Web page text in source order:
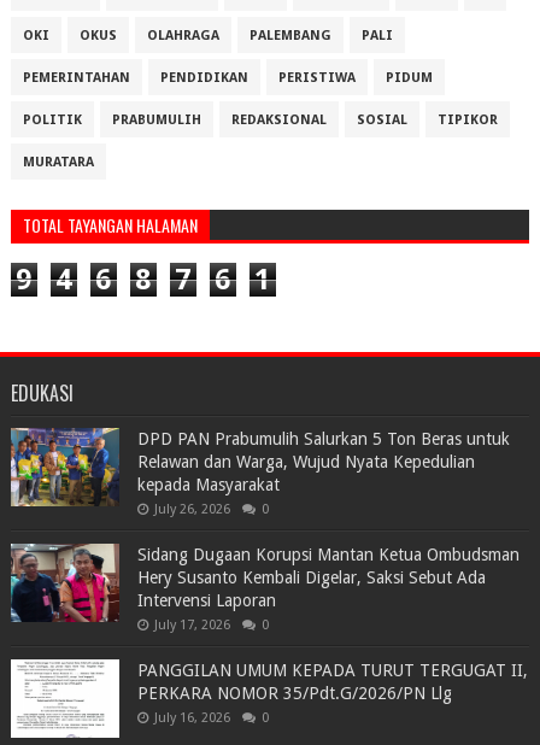
OKI OKUS OLAHRAGA PALEMBANG PALI
PEMERINTAHAN PENDIDIKAN PERISTIWA PIDUM
POLITIK PRABUMULIH REDAKSIONAL SOSIAL TIPIKOR
MURATARA
TOTAL TAYANGAN HALAMAN
9 4 6 8 7 6 1
EDUKASI
DPD PAN Prabumulih Salurkan 5 Ton Beras untuk
Relawan dan Warga, Wujud Nyata Kepedulian
kepada Masyarakat
July 26, 2026 0
Sidang Dugaan Korupsi Mantan Ketua Ombudsman
Hery Susanto Kembali Digelar, Saksi Sebut Ada
Intervensi Laporan
July 17, 2026 0
PANGGILAN UMUM KEPADA TURUT TERGUGAT II,
PERKARA NOMOR 35/Pdt.G/2026/PN Llg
July 16, 2026 0